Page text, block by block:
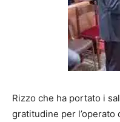
Rizzo che ha portato i
gratitudine per l’operato